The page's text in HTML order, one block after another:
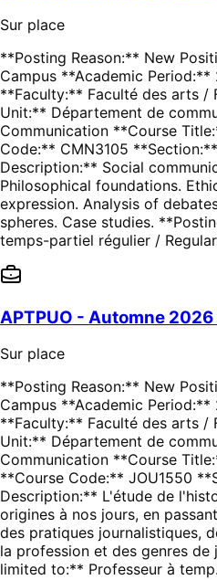
Sur place
**Posting Reason:** New
Campus **Academic Period:**
**Faculty:** Faculté des arts /
Unit:** Département de
Communication **Course
Code:** CMN3105
Description:** Social
Philosophical foundations.
expression. Analysis of
spheres. Case studies.
temps-partiel régulier /
APTPUO - Automne
Sur place
**Posting Reason:** New
Campus **Academic Period:**
**Faculty:** Faculté des arts /
Unit:** Département de
Communication **Course
**Course Code:** JOU1550
Description:** L'étude de
origines à nos jours, en
des pratiques journalistiques,
la profession et des genres de
limited to:** Professeur à